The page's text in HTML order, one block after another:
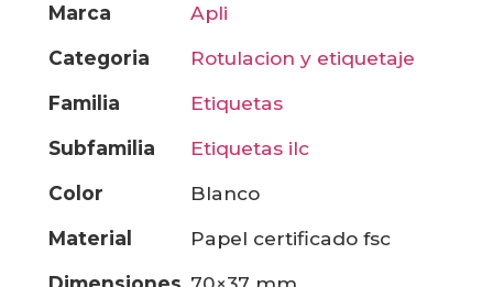
marca
apli
categoria
rotulacion y etiquetaje
familia
etiquetas
subfamilia
etiquetas ilc
color
blanco
material
papel certificado fsc